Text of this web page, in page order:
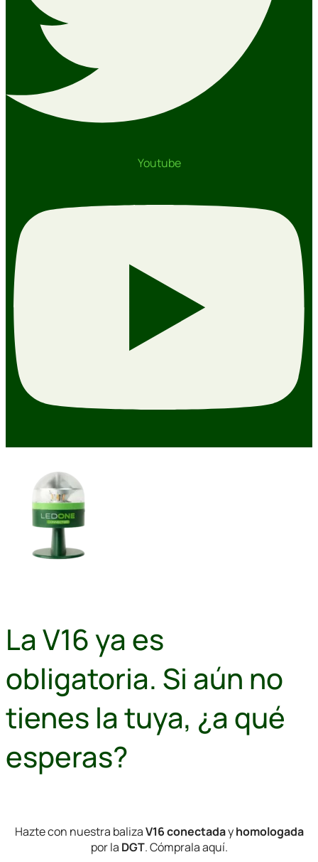
Youtube
La V16 ya es
obligatoria. Si aún no
tienes la tuya, ¿a qué
esperas?
Hazte con nuestra balizaV16conectadayhomologada
por la DGT. Cómprala aquí.